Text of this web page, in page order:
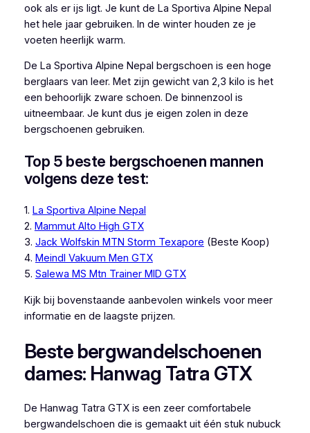
ook als er ijs ligt. Je kunt de La Sportiva Alpine Nepal
het hele jaar gebruiken. In de winter houden ze je
voeten heerlijk warm.
De La Sportiva Alpine Nepal bergschoen is een hoge
berglaars van leer. Met zijn gewicht van 2,3 kilo is het
een behoorlijk zware schoen. De binnenzool is
uitneembaar. Je kunt dus je eigen zolen in deze
bergschoenen gebruiken.
Top 5 beste bergschoenen mannen
volgens deze test:
1. La Sportiva Alpine Nepal
2. Mammut Alto High GTX
3. Jack Wolfskin MTN Storm Texapore (Beste Koop)
4. Meindl Vakuum Men GTX
5. Salewa MS Mtn Trainer MID GTX
Kijk bij bovenstaande aanbevolen winkels voor meer
informatie en de laagste prijzen.
Beste bergwandelschoenen
dames: Hanwag Tatra GTX
De Hanwag Tatra GTX is een zeer comfortabele
bergwandelschoen die is gemaakt uit één stuk nubuck